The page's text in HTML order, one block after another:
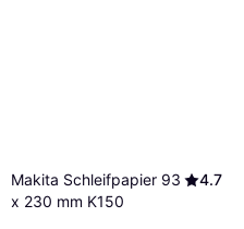
Makita Schleifpapier 93
x 230 mm K150
4.7